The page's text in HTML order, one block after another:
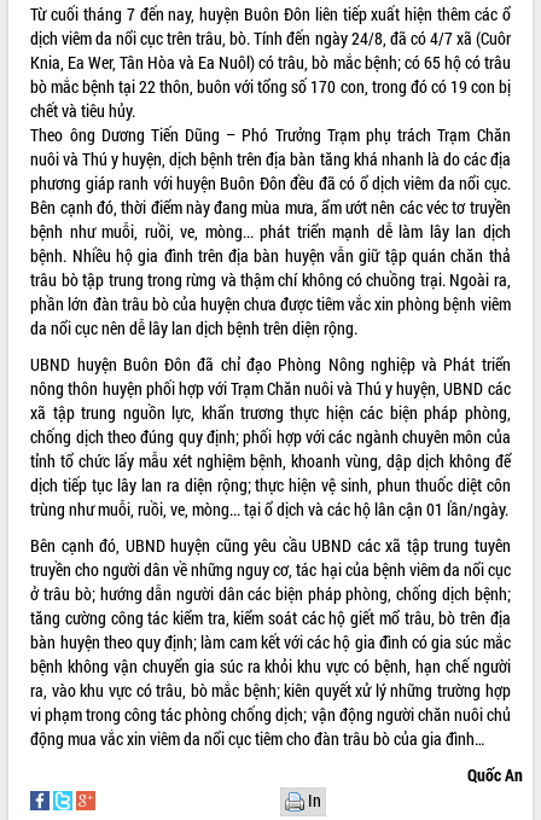
VIDEO
Loading the player...
Trailer Lễ hội Sầu riêng Đắk Lắk năm
2026
Khám bệnh, cấp phát thuốc miễn phí
và tặng quà người dân xã Cư Pui
Hội nghị UBND tỉnh Đắk Lắk thường kỳ
tháng 7/2026
Lễ truy tặng danh hiệu “Bà Mẹ Việt
Nam Anh hùng” và trao Huân chương
Lao động
UBND tỉnh Đắk Lắk triển khai nhiệm
vụ 6 tháng cuối năm 2026
Kỳ họp thứ Hai, Hội đồng nhân dân
tỉnh khóa XI quyết nghị nhiều nội dung
quan trọng
Triết thăm, tặng quà người có công với
ALBUM ẢNH
Từ cuối tháng 7 đến nay, huyện Buôn Đôn liên tiếp xuất hiện thêm các ổ
dịch viêm da nổi cục trên trâu, bò. Tính đến ngày 24/8, đã có 4/7 xã (Cuôr
Knia, Ea Wer, Tân Hòa và Ea Nuôl) có trâu, bò mắc bệnh; có 65 hộ có trâu
bò mắc bệnh tại 22 thôn, buôn với tổng số 170 con, trong đó có 19 con bị
chết và tiêu hủy.
Theo ông Dương Tiến Dũng – Phó Trưởng Trạm phụ trách Trạm Chăn
nuôi và Thú y huyện, dịch bệnh trên địa bàn tăng khá nhanh là do các địa
phương giáp ranh với huyện Buôn Đôn đều đã có ổ dịch viêm da nổi cục.
Bên cạnh đó, thời điểm này đang mùa mưa, ẩm ướt nên các véc tơ truyền
bệnh như muỗi, ruồi, ve, mòng... phát triển mạnh dễ làm lây lan dịch
bệnh. Nhiều hộ gia đình trên địa bàn huyện vẫn giữ tập quán chăn thả
trâu bò tập trung trong rừng và thậm chí không có chuồng trại. Ngoài ra,
phần lớn đàn trâu bò của huyện chưa được tiêm vắc xin phòng bệnh viêm
da nổi cục nên dễ lây lan dịch bệnh trên diện rộng.
UBND huyện Buôn Đôn đã chỉ đạo Phòng Nông nghiệp và Phát triển
nông thôn huyện phối hợp với Trạm Chăn nuôi và Thú y huyện, UBND các
xã tập trung nguồn lực, khẩn trương thực hiện các biện pháp phòng,
chống dịch theo đúng quy định; phối hợp với các ngành chuyên môn của
tỉnh tổ chức lấy mẫu xét nghiệm bệnh, khoanh vùng, dập dịch không để
dịch tiếp tục lây lan ra diện rộng; thực hiện vệ sinh, phun thuốc diệt côn
trùng như muỗi, ruồi, ve, mòng... tại ổ dịch và các hộ lân cận 01 lần/ngày.
Bên cạnh đó, UBND huyện cũng yêu cầu UBND các xã tập trung tuyên
truyền cho người dân về những nguy cơ, tác hại của bệnh viêm da nổi cục
ở trâu bò; hướng dẫn người dân các biện pháp phòng, chống dịch bệnh;
tăng cường công tác kiểm tra, kiểm soát các hộ giết mổ trâu, bò trên địa
bàn huyện theo quy định; làm cam kết với các hộ gia đình có gia súc mắc
bệnh không vận chuyển gia súc ra khỏi khu vực có bệnh, hạn chế người
ra, vào khu vực có trâu, bò mắc bệnh; kiên quyết xử lý những trường hợp
vi phạm trong công tác phòng chống dịch; vận động người chăn nuôi chủ
động mua vắc xin viêm da nổi cục tiêm cho đàn trâu bò của gia đình…
Quốc An
In